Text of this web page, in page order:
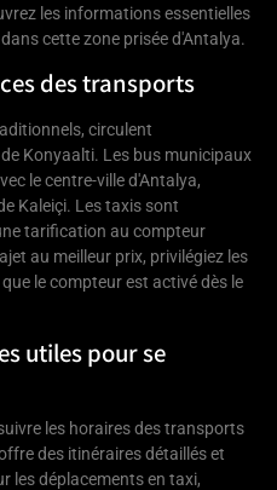
les informations essentielles
cette zone prisée d'Antalya.
des transports
circulent
Konyaalti. Les bus municipaux
le centre-ville d'Antalya,
Kaleiçi. Les taxis sont
tarification au compteur
au meilleur prix, privilégiez les
le compteur est activé dès le
utiles pour se
les horaires des transports
des itinéraires détaillés et
les déplacements en taxi,